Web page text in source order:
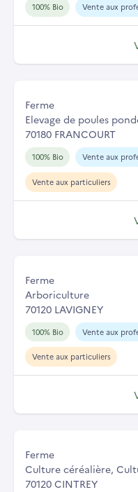
100% Bio Vente aux
Ferme
Elevage de poules
70180 FRANCOURT
100% Bio Vente aux
Vente aux particuliers
Ferme
Arboriculture
70120 LAVIGNEY
100% Bio Vente aux
Vente aux particuliers
Ferme
Culture céréalière,
70120 CINTREY